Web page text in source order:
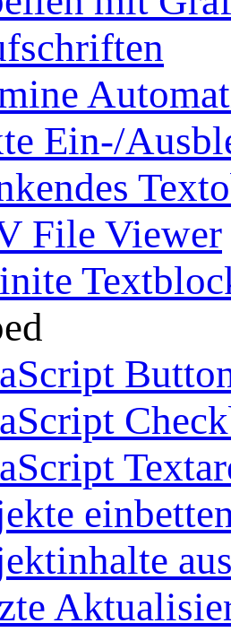
Ein-/
File Viewer